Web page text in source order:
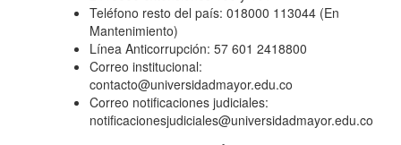
Teléfono resto del país: 018000 113044 (En
Mantenimiento)
Línea Anticorrupción: 57 601 2418800
Correo institucional:
contacto@universidadmayor.edu.co
Correo notificaciones judiciales:
notificacionesjudiciales@universidadmayor.edu.co